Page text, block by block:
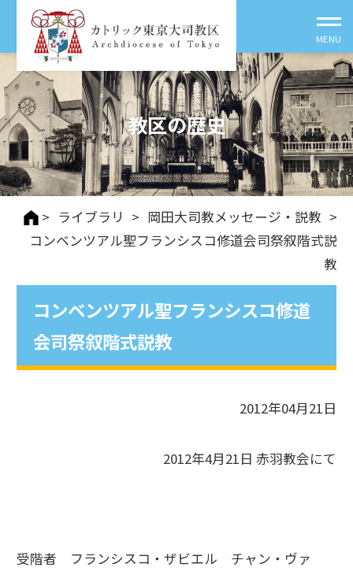
教区の歴史
> ライブラリ > 岡田大司教メッセージ・説教 >
コンベンツアル聖フランシスコ修道会司祭叙階式説
教
コンベンツアル聖フランシスコ修道
会司祭叙階式説教
2012年04月21日
2012年4月21日 赤羽教会にて
受階者 フランシスコ・ザビエル チャン・ヴァ